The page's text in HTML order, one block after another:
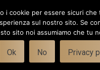
WIFE
per le donne che lavorano
i cookie per essere sicuri che
sul nostro sito. Se
sito noi assumiamo che tu
Ok No Privacy